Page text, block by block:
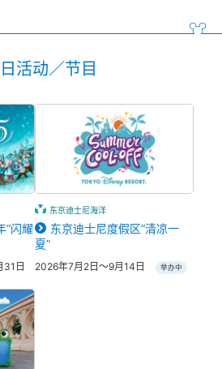
活动／节目
“闪耀
日
东京迪士尼海洋
东京迪士尼度假区“清凉一
夏”
2026年7月2日～9月14日 举办中